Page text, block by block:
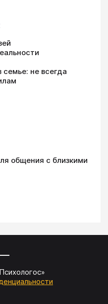
не всегда
общения с близкими
Психологос»